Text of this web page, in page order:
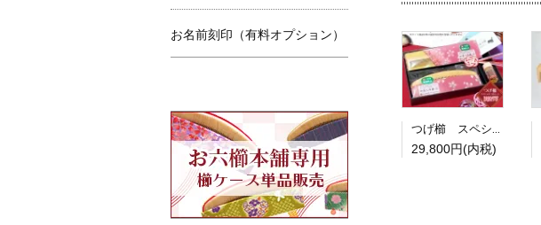
29,800円(内税)
お名前刻印（有料オプション）